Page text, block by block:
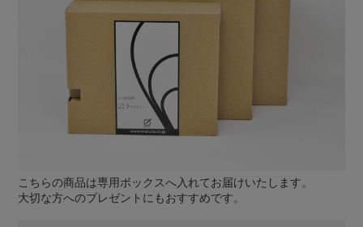
こちらの商品は専用ボックスへ入れてお届けいたします。
大切な方へのプレゼントにもおすすめです。